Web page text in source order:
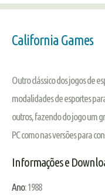
California Games
Outro clássico dos jogos de
modalidades de esportes
outros, fazendo do jogo um
PC como nas versões para
Informações e
Ano: 1988